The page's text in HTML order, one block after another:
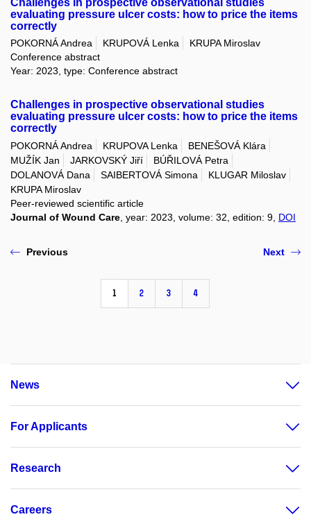
Challenges in prospective observational studies
evaluating pressure ulcer costs: how to price the items
correctly
POKORNÁ Andrea KRUPOVÁ Lenka
KRUPA Miroslav
Conference abstract
Year: 2023, type: Conference abstract
Challenges in prospective observational studies
evaluating pressure ulcer costs: how to price the items
correctly
POKORNÁ Andrea KRUPOVA Lenka
BENEŠOVÁ Klára
MUŽÍK Jan
JARKOVSKÝ Jiří
BÚŘILOVÁ Petra
DOLANOVÁ Dana
SAIBERTOVÁ Simona
KLUGAR Miloslav
KRUPA Miroslav
Peer-reviewed scientific article
Journal of Wound Care, year: 2023, volume: 32, edition: 9, DOI
Previous
1 2 3 4
Next
News
For Applicants
Research
Careers